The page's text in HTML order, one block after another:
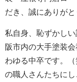
だき、誠にありがと
私自身、恥ずかし
阪市内の大手塗装
わゆる中卒です。
の職人さんたちに